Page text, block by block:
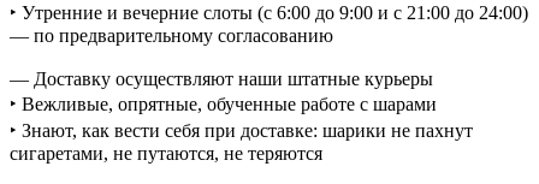
‣ Утренние и вечерние слоты (с 6:00 до 9:00 и с 21:00 до 24:00)
— по предварительному согласованию
— Доставку осуществляют наши штатные курьеры
‣ Вежливые, опрятные, обученные работе с шарами
‣ Знают, как вести себя при доставке: шарики не пахнут
сигаретами, не путаются, не теряются